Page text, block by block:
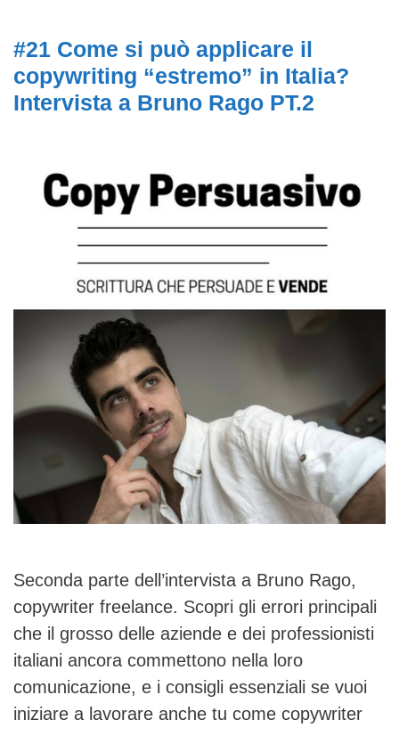
#21 Come si può applicare il
copywriting “estremo” in Italia?
Intervista a Bruno Rago PT.2
Seconda parte dell’intervista a Bruno Rago,
copywriter freelance. Scopri gli errori principali
che il grosso delle aziende e dei professionisti
italiani ancora commettono nella loro
comunicazione, e i consigli essenziali se vuoi
iniziare a lavorare anche tu come copywriter